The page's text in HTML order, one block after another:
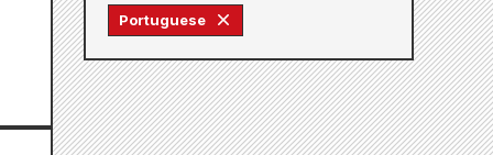
Portuguese